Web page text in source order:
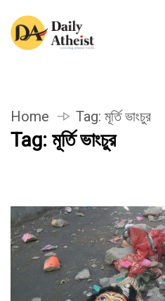
Home Tag: মূর্তি ভাংচুর
Tag: মূর্তি ভাংচুর